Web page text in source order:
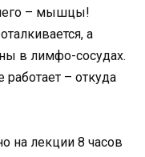
– мышцы!
а
в лимфо-сосудах.
– откуда
на лекции 8 часов